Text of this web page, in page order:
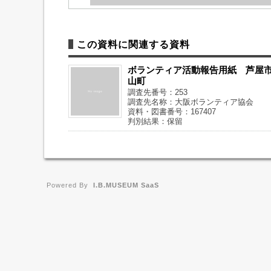
この資料に関連する資料
ボランティア活動報告用紙 芦屋
山町
調査先番号：253
調査先名称：大阪ボランティア協会
資料・図書番号：167407
判別結果：保留
Powered By I.B.MUSEUM SaaS